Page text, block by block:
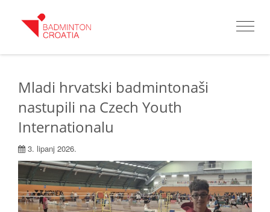
Toggle
Mladi hrvatski badmintonaši
nastupili na Czech Youth
Internationalu
3. lipanj 2026.